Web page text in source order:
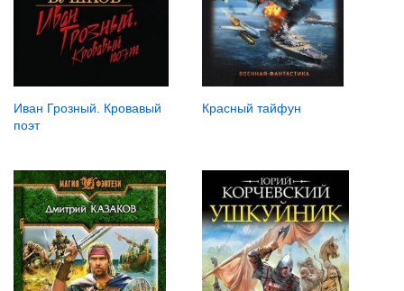
Иван Грозный. Кровавый
поэт
Красный тайфун